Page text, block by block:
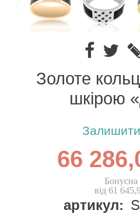
Золоте
шкірою
Залишити
66
Бонусна
від 61
артикул: